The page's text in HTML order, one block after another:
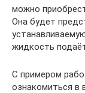
можно
Она будет
жидкость
С примером
ознакомиться в